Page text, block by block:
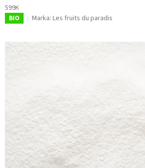
599K
BIO Marka: Les fruits du paradis